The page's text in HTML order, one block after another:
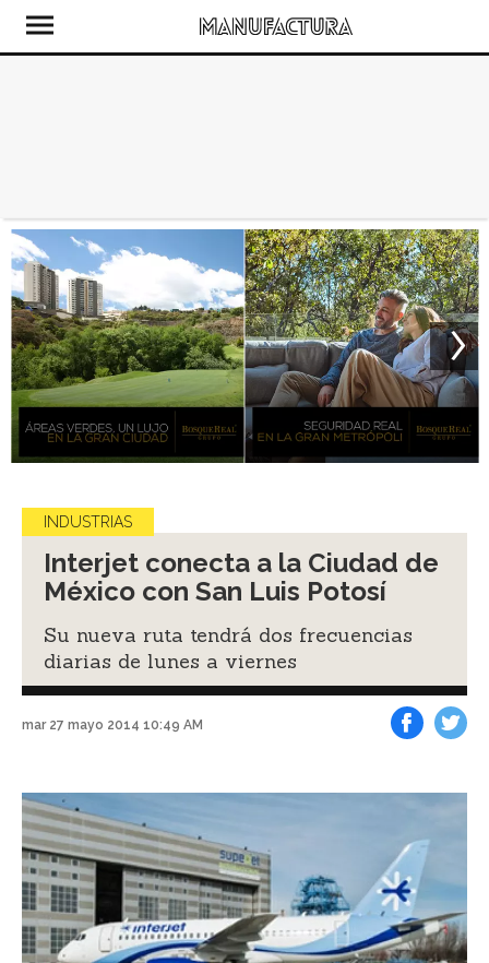
INDUSTRIAS
Interjet conecta a la Ciudad de
México con San Luis Potosí
Su nueva ruta tendrá dos frecuencias
diarias de lunes a viernes
mar 27 mayo 2014 10:49 AM